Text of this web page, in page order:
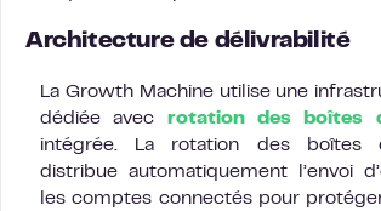
Architecture de délivrabilité
La Growth Machine utilise une
dédiée avec rotation des boîtes
intégrée. La rotation des boîtes
distribue automatiquement l’envoi
les comptes connectés pour